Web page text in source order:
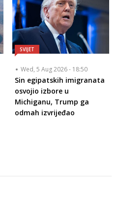
SVIJET
Wed, 5 Aug 2026 - 18:50
Sin egipatskih imigranata
osvojio izbore u
Michiganu, Trump ga
odmah izvrijeđao